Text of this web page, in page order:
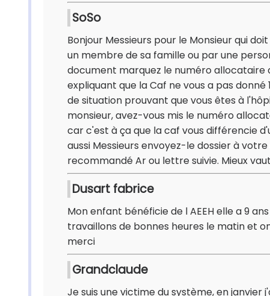
SoSo
Bonjour Messieurs pour le Monsieur qui
un membre de sa famille ou par une
document marquez le numéro
expliquant que la Caf ne vous a pas
de situation prouvant que vous êtes à
monsieur, avez-vous mis le numéro
car c'est à ça que la caf vous différencie
aussi Messieurs envoyez-le dossier à
recommandé Ar ou lettre suivie. Mieux
Dusart fabrice
Mon enfant bénéficie de l AEEH elle a 9
travaillons de bonnes heures le matin et
merci
Grandclaude
Je suis une victime du système, en janvier